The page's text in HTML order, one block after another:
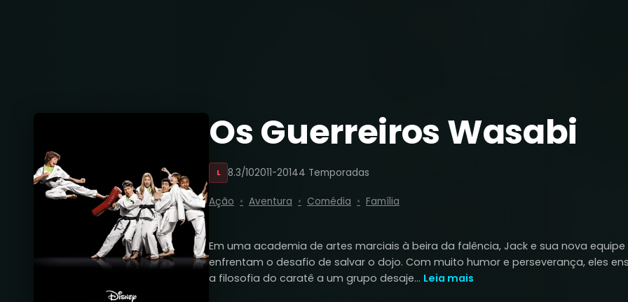
Os Guerreiros Wasabi
L 8.3/102011-20144 Temporadas
Ação Aventura Comédia Família
Em uma academia de artes marciais à beira da falência, Jack e sua nova equipe
enfrentam o desafio de salvar o dojo. Com muito humor e perseverança, eles
a filosofia do caratê a um grupo desaje... Leia mais